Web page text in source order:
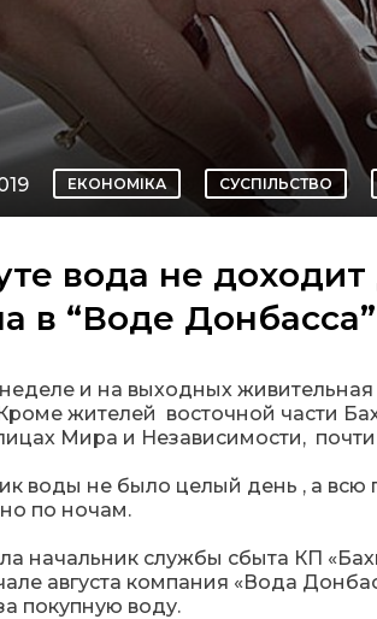
ЕКОНОМІКА СУСПІЛЬСТВО
вода не
в “Воде Донбасса”
и на выходных
жителей восточной части
Мира и Независимости,
воды не было целый день , а
по ночам.
начальник службы сбыта КП
августа компания «Вода
покупную воду.